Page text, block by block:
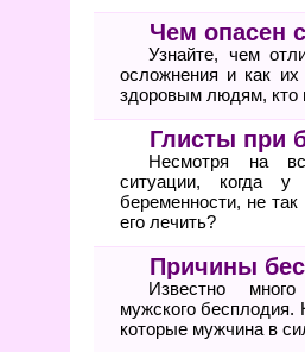
Чем опасен
Узнайте, чем
осложнения и как
здоровым людям, кто
Глисты при
Несмотря на
ситуации, когда
беременности, не
его лечить?
Причины
Известно
мужского бесплодия.
которые мужчина в